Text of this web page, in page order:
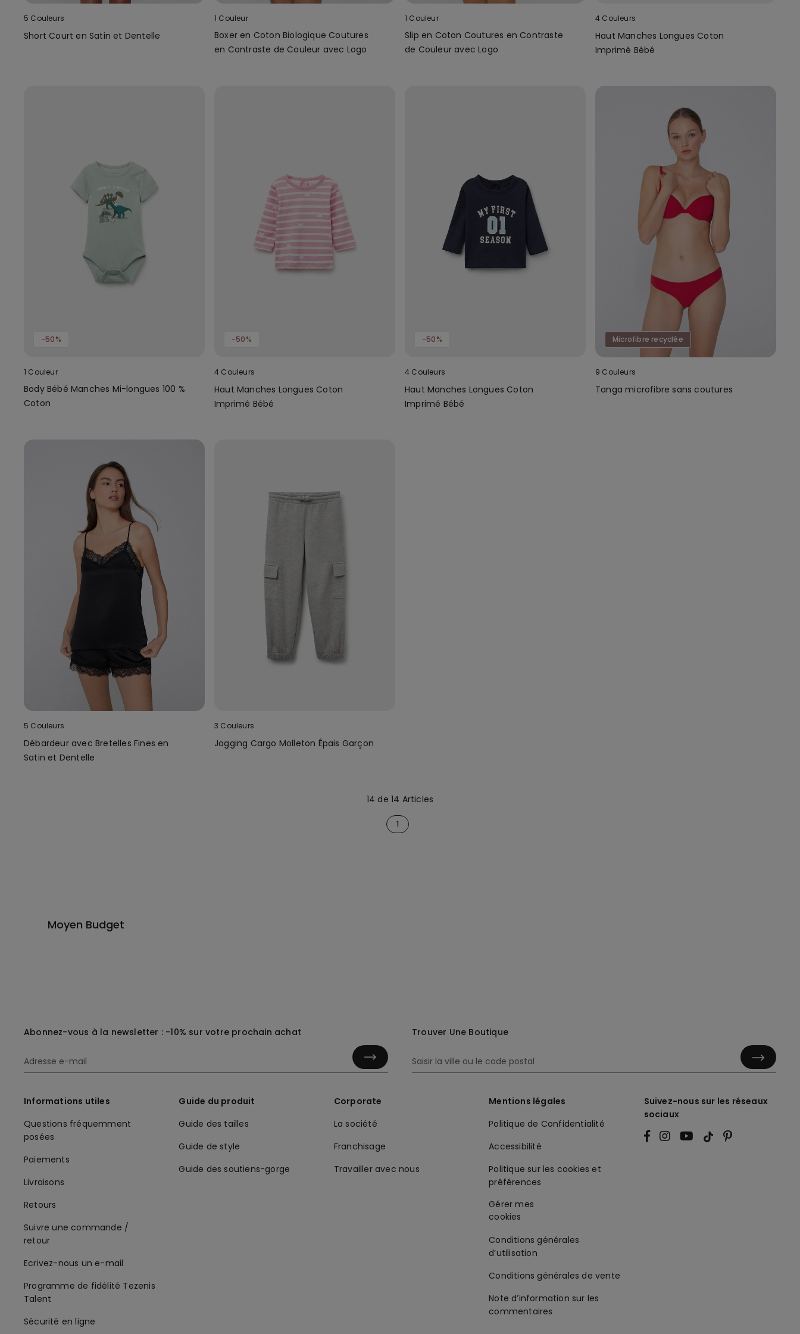
5 Couleurs
Short Court en Satin et Dentelle
1 Couleur
Boxer en Coton Biologique Coutures
en Contraste de Couleur avec Logo
1 Couleur
Slip en Coton Coutures en Contraste
de Couleur avec Logo
4 Couleurs
Haut Manches Longues Coton
Imprimé Bébé
-50%
1 Couleur
Body Bébé Manches Mi-longues 100 %
Coton
-50%
4 Couleurs
Haut Manches Longues Coton
Imprimé Bébé
-50%
4 Couleurs
Haut Manches Longues Coton
Imprimé Bébé
Microfibre recyclée
9 Couleurs
Tanga microfibre sans coutures
5 Couleurs
Débardeur avec Bretelles Fines en
Satin et Dentelle
3 Couleurs
Jogging Cargo Molleton Épais Garçon
14 de 14 Articles
1
Moyen Budget
Abonnez-vous à la newsletter : -10% sur votre prochain achat Trouver Une Boutique
Informations utiles
Questions fréquemment
posées
Paiements
Livraisons
Retours
Suivre une commande /
retour
Ecrivez-nous un e-mail
Programme de fidélité Tezenis
Talent
Sécurité en ligne
Guide du produit
Guide des tailles
Guide de style
Guide des soutiens-gorge
Corporate
La société
Franchisage
Travailler avec nous
Mentions légales
Politique de Confidentialité
Accessibilité
Politique sur les cookies et
préférences
Conditions générales
d’utilisation
Conditions générales de vente
Note d’information sur les
commentaires
Suivez-nous sur les réseaux
sociaux